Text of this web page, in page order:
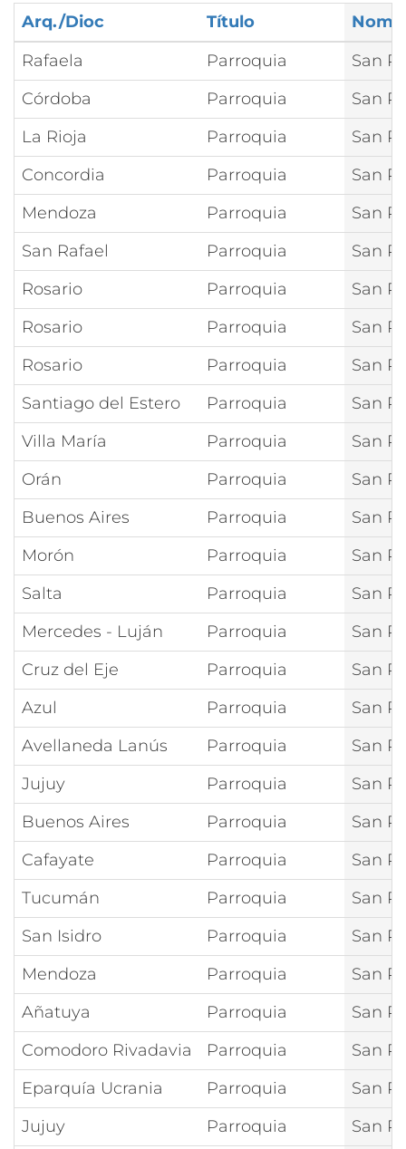
Arq./Dioc Título
Rafaela
Parroquia
San
Córdoba
Parroquia
San
La Rioja
Parroquia
San
Concordia
Parroquia
San
Mendoza
Parroquia
San
San Rafael
Parroquia
San
Rosario
Parroquia
San
Rosario
Parroquia
San
Rosario
Parroquia
San
Santiago del Estero
Parroquia
San
Villa María
Parroquia
San
Orán
Parroquia
San
Buenos Aires
Parroquia
San
Morón
Parroquia
San
Salta
Parroquia
San
Mercedes - Luján
Parroquia
San
Cruz del Eje
Parroquia
San
Azul
Parroquia
San
Avellaneda Lanús
Parroquia
San
Jujuy
Parroquia
San
Buenos Aires
Parroquia
San
Cafayate
Parroquia
San
Tucumán
Parroquia
San
San Isidro
Parroquia
San
Mendoza
Parroquia
San
Añatuya
Parroquia
San
Comodoro Rivadavia
Parroquia
San
Eparquía Ucrania
Parroquia
San
Jujuy
Parroquia San